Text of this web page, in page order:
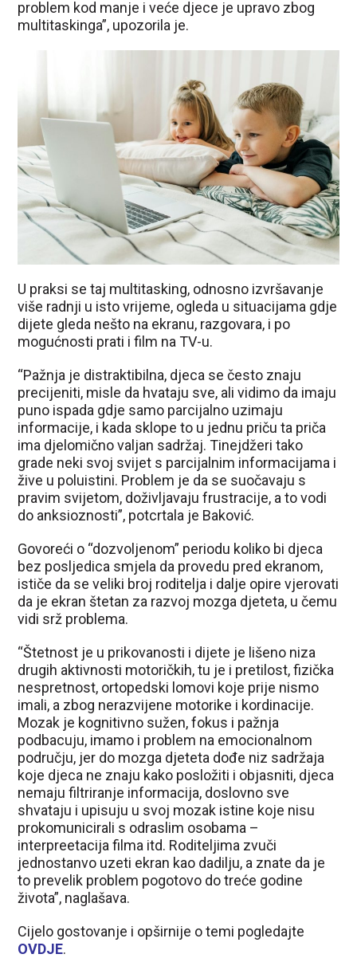
problem kod manje i veće djece je upravo zbog
multitaskinga”, upozorila je.
U praksi se taj multitasking, odnosno izvršavanje
više radnji u isto vrijeme, ogleda u situacijama gdje
dijete gleda nešto na ekranu, razgovara, i po
mogućnosti prati i film na TV-u.
“Pažnja je distraktibilna, djeca se često znaju
precijeniti, misle da hvataju sve, ali vidimo da imaju
puno ispada gdje samo parcijalno uzimaju
informacije, i kada sklope to u jednu priču ta priča
ima djelomično valjan sadržaj. Tinejdžeri tako
grade neki svoj svijet s parcijalnim informacijama i
žive u poluistini. Problem je da se suočavaju s
pravim svijetom, doživljavaju frustracije, a to vodi
do anksioznosti”, potcrtala je Baković.
Govoreći o “dozvoljenom” periodu koliko bi djeca
bez posljedica smjela da provedu pred ekranom,
ističe da se veliki broj roditelja i dalje opire vjerovati
da je ekran štetan za razvoj mozga djeteta, u čemu
vidi srž problema.
“Štetnost je u prikovanosti i dijete je lišeno niza
drugih aktivnosti motoričkih, tu je i pretilost, fizička
nespretnost, ortopedski lomovi koje prije nismo
imali, a zbog nerazvijene motorike i kordinacije.
Mozak je kognitivno sužen, fokus i pažnja
podbacuju, imamo i problem na emocionalnom
području, jer do mozga djeteta dođe niz sadržaja
koje djeca ne znaju kako posložiti i objasniti, djeca
nemaju filtriranje informacija, doslovno sve
shvataju i upisuju u svoj mozak istine koje nisu
prokomunicirali s odraslim osobama –
interpreetacija filma itd. Roditeljima zvuči
jednostanvo uzeti ekran kao dadilju, a znate da je
to prevelik problem pogotovo do treće godine
života”, naglašava.
Cijelo gostovanje i opširnije o temi pogledajte
OVDJE.